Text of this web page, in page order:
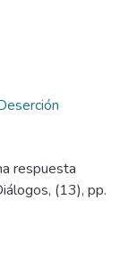
respuesta
(13), pp.